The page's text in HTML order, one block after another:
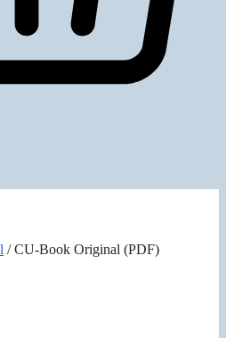
/ CU-Book Original (PDF)